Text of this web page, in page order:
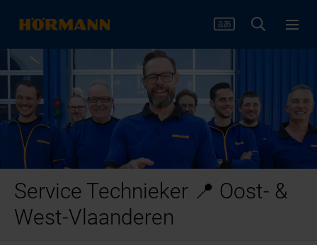
Service Technieker 📍 Oost- &
West-Vlaanderen